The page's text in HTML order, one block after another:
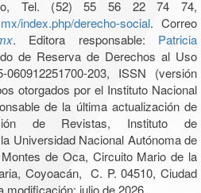
Tel. (52) 55 56 22 74 74,
index.php/derecho-social. Correo
. Editora responsable: Patricia
de Reserva de Derechos al Uso
203, ISSN (versión
otorgados por el Instituto Nacional
de la última actualización de
de Revistas, Instituto de
Universidad Nacional Autónoma de
de Oca, Circuito Mario de la
Coyoacán, C. P. 04510, Ciudad
modificación: julio de 2026.